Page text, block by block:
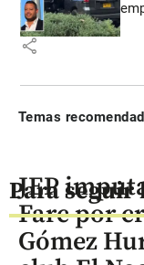
share
Temas
Para seguir
JEP
Farc por
Gómez